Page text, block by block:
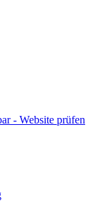
- Website prüfen